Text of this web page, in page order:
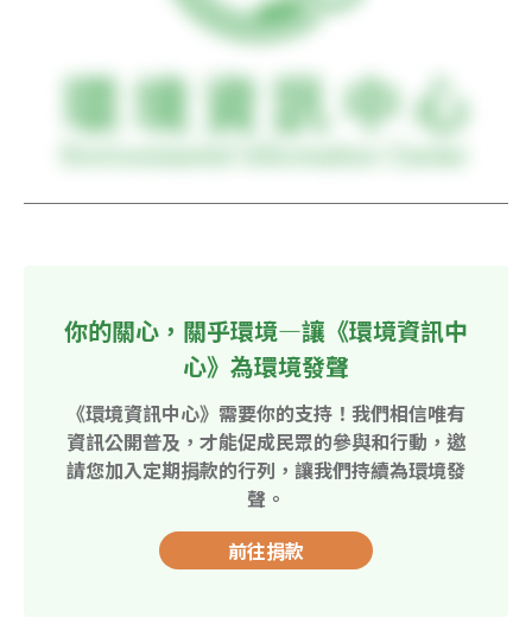
你的關心，關乎環境—讓《環境資訊中
心》為環境發聲
《環境資訊中心》需要你的支持！我們相信唯有
資訊公開普及，才能促成民眾的參與和行動，邀
請您加入定期捐款的行列，讓我們持續為環境發
聲。
前往捐款